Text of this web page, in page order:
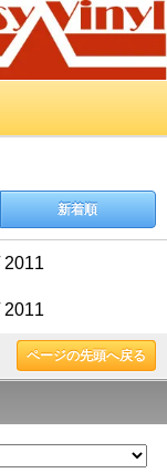
新着順
ページの先頭へ戻る